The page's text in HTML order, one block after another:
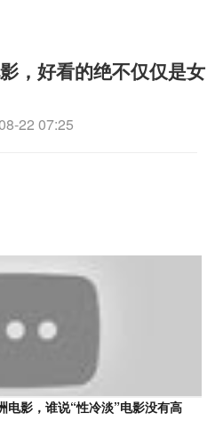
，好看的绝不仅仅是女
22 07:25
电影，谁说“性冷淡”电影没有高